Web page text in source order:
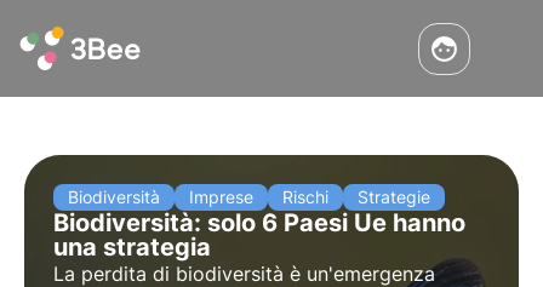
Biodiversità Imprese Rischi Strategie
Biodiversità: solo 6 Paesi Ue hanno
una strategia
La perdita di biodiversità è un'emergenza